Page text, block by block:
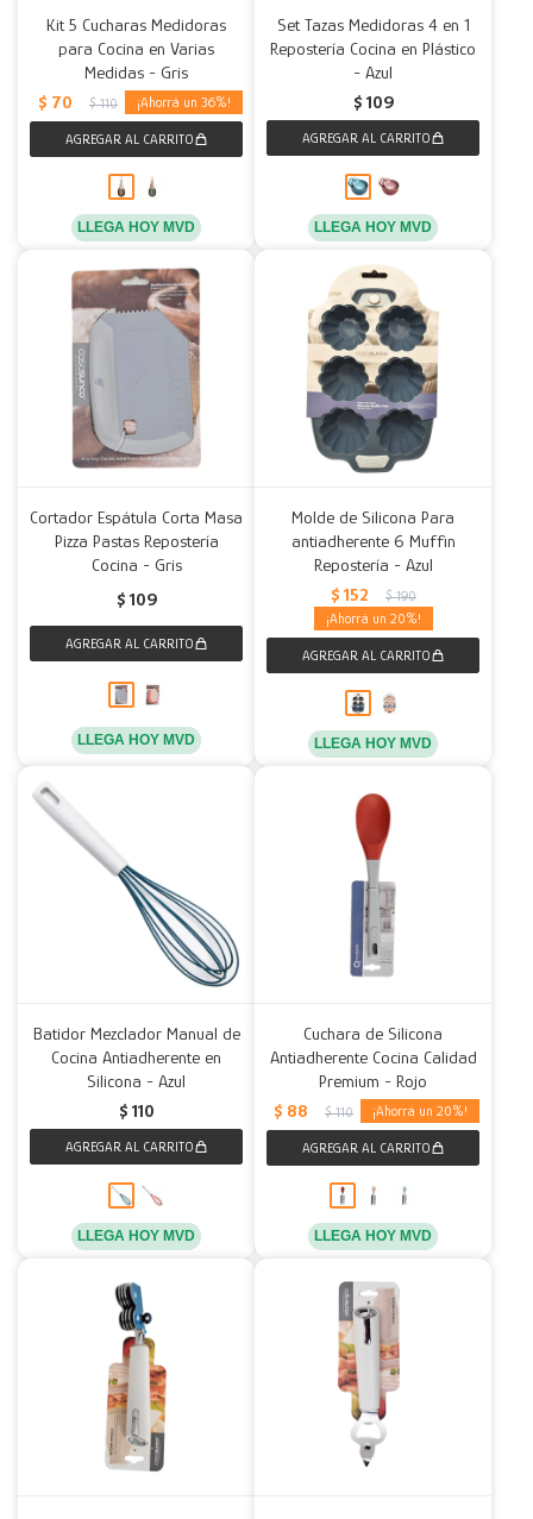
Kit 5 Cucharas Medidoras
para Cocina en Varias
Medidas - Gris
$ 70 $ 110 36
LLEGA HOY MVD
Set Tazas Medidoras 4 en 1
Repostería Cocina en Plástico
- Azul
$ 109
LLEGA HOY MVD
Cortador Espátula Corta Masa
Pizza Pastas Repostería
Cocina - Gris
$ 109
LLEGA HOY MVD
Molde de Silicona Para
antiadherente 6 Muffin
Repostería - Azul
$ 152 $ 190
20
LLEGA HOY MVD
Batidor Mezclador Manual de
Cocina Antiadherente en
Silicona - Azul
$ 110
LLEGA HOY MVD
Cuchara de Silicona
Antiadherente Cocina Calidad
Premium - Rojo
$ 88 $ 110 20
LLEGA HOY MVD